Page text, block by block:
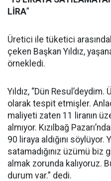
LİRA”
Üretici ile tüketici
çeken Başkan Yıldız,
örnekledi.
Yıldız, “Dün Resul’deydim.
olarak tespit etmişler.
maliyeti zaten 11 liranın
almıyor. Kızılbağ
90 liraya aldığını
satamadığınız üzümü biz
almak zorunda kalıyoruz.
durum var.” dedi.